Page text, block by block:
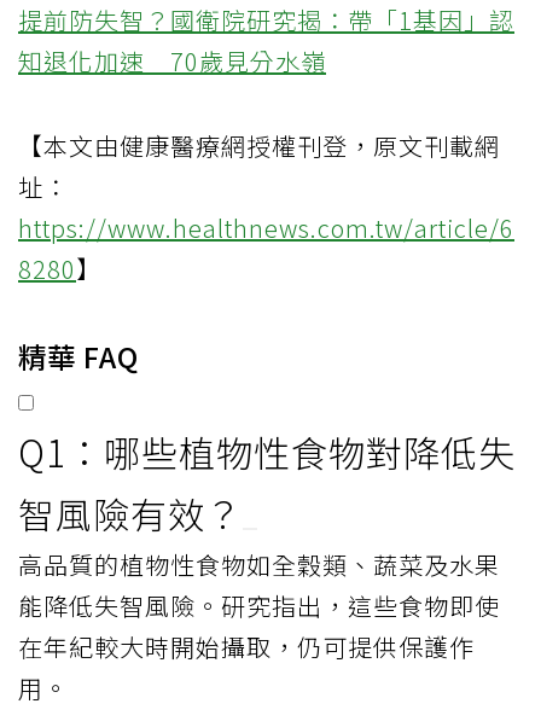
提前防失智？國衛院研究揭：帶「1基因」認
知退化加速 70歲見分水嶺
【本文由健康醫療網授權刊登，原文刊載網
址：
https://www.healthnews.com.tw/article/6
8280】
精華 FAQ
Q1：哪些植物性食物對降低失
智風險有效？
高品質的植物性食物如全穀類、蔬菜及水果
能降低失智風險。研究指出，這些食物即使
在年紀較大時開始攝取，仍可提供保護作
用。